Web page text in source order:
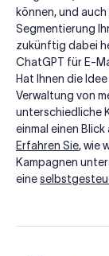
können, und
Segmentierung
zukünftig dabei
ChatGPT für E-
Hat Ihnen die
Verwaltung von
unterschiedliche
einmal einen
Erfahren Sie, wie
Kampagnen
eine